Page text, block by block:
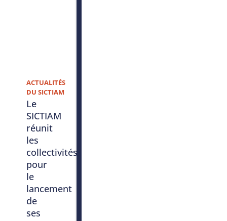
ACTUALITÉS
DU SICTIAM
Le
SICTIAM
réunit
les
collectivités
pour
le
lancement
de
ses